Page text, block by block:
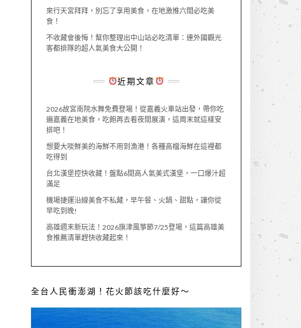
來行天宮拜拜，別忘了享用美食，在地激推六間必吃美
食！
不收藏會後悔！幫你整理出中山站必吃清單：連外國觀光
客都排隊的超人氣美食大公開！
近期文章
2026故宮南院水舞免費登場！從嘉義火車站出發，帶你吃
遍嘉義在地美食，吃飽再去看夜間展演，這周末就這樣安
排吧！
想要大啖鮮美的海鮮不用到漁港！各種高檔海鮮在這裡都
吃得到
台北漢堡控快收藏！盤點6間高人氣美式漢堡，一口爆汁超
滿足
機場捷運沿線美食不私藏，早午餐、火鍋、甜點，讓你從
早吃到晚!
高雄週末新玩法！2026旗津風箏節7/25登場，這篇高雄美
食推薦清單趕快收藏起來！
全台人民衝澎湖！花火節該吃什麼好～